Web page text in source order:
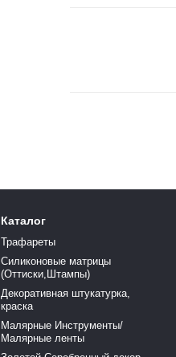
Каталог
Трафареты
Силиконовые матрицы
(Оттиски,Штампы)
Декоративная штукатурка,
краска
Малярные Инструменты/
Малярные ленты